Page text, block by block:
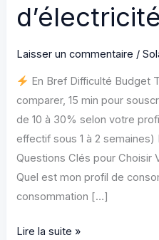
Laisser un commentaire /
En Bref Difficulté Budget
comparer, 15 min pour
de 10 à 30% selon votre
effectif sous 1 à 2 semaines)
Questions Clés pour Choisir
Quel est mon profil de
consommation […]
Changer
Lire la suite »